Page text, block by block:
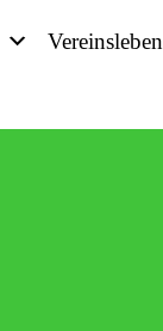
Vereinsleben